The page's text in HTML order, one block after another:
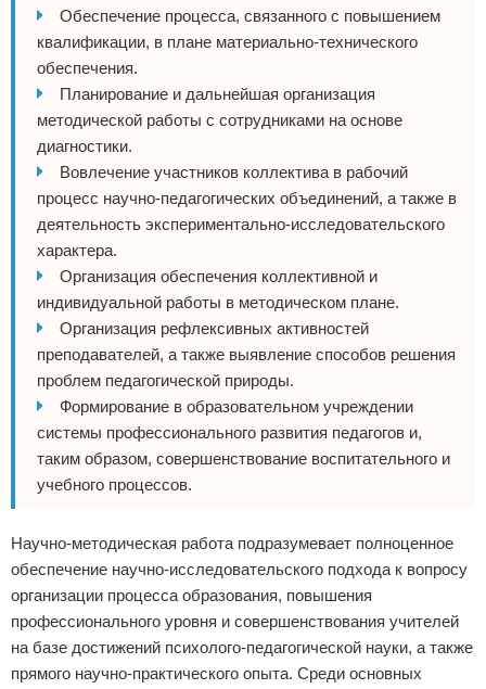
Обеспечение процесса, связанного с повышением
квалификации, в плане материально-технического
обеспечения.
Планирование и дальнейшая организация
методической работы с сотрудниками на основе
диагностики.
Вовлечение участников коллектива в рабочий
процесс научно-педагогических объединений, а также в
деятельность экспериментально-исследовательского
характера.
Организация обеспечения коллективной и
индивидуальной работы в методическом плане.
Организация рефлексивных активностей
преподавателей, а также выявление способов решения
проблем педагогической природы.
Формирование в образовательном учреждении
системы профессионального развития педагогов и,
таким образом, совершенствование воспитательного и
учебного процессов.
Научно-методическая работа подразумевает полноценное
обеспечение научно-исследовательского подхода к вопросу
организации процесса образования, повышения
профессионального уровня и совершенствования учителей
на базе достижений психолого-педагогической науки, а также
прямого научно-практического опыта. Среди основных